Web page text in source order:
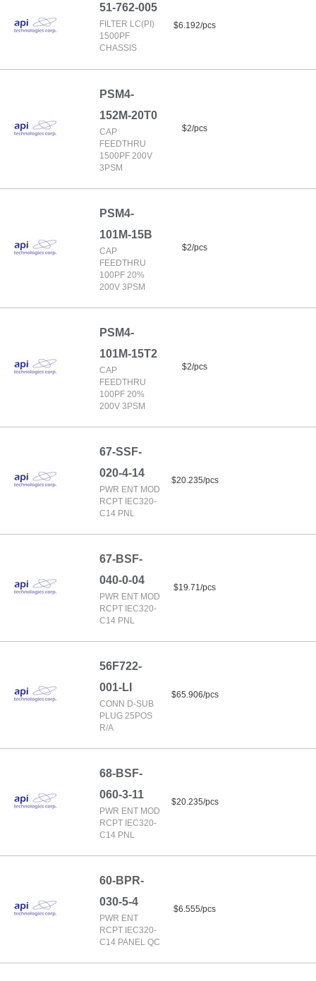
51-762-005
FILTER LC(PI)
1500PF
CHASSIS
$6.192/pcs
PSM4-
152M-20T0
CAP
FEEDTHRU
1500PF 200V
3PSM
$2/pcs
PSM4-
101M-15B
CAP
FEEDTHRU
100PF 20%
200V 3PSM
$2/pcs
PSM4-
101M-15T2
CAP
FEEDTHRU
100PF 20%
200V 3PSM
$2/pcs
67-SSF-
020-4-14
PWR ENT MOD
RCPT IEC320-
C14 PNL
$20.235/pcs
67-BSF-
040-0-04
PWR ENT MOD
RCPT IEC320-
C14 PNL
$19.71/pcs
56F722-
001-LI
CONN D-SUB
PLUG 25POS
R/A
$65.906/pcs
68-BSF-
060-3-11
PWR ENT MOD
RCPT IEC320-
C14 PNL
$20.235/pcs
60-BPR-
030-5-4
PWR ENT
RCPT IEC320-
C14 PANEL QC
$6.555/pcs